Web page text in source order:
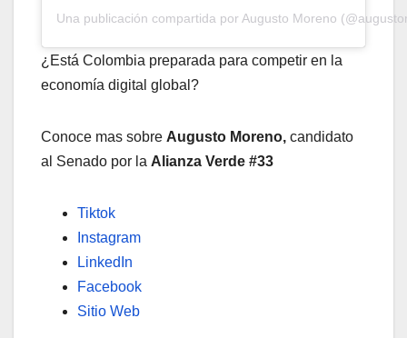
Una publicación compartida por Augusto Moreno
¿Está Colombia preparada para competir en la
economía digital global?
Conoce mas sobre Augusto Moreno, candidato
al Senado por la Alianza Verde #33
Tiktok
Instagram
LinkedIn
Facebook
Sitio Web